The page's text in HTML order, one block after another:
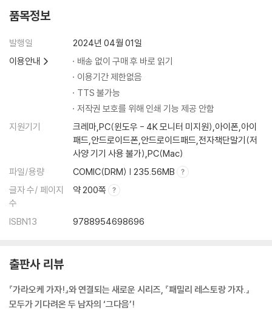
품목정보
발행일
2024년 04월 01일
이용안내
배송 없이 구매 후 바로 읽기
이용기간 제한없음
TTS 불가능
저작권 보호를 위해 인쇄 기능 제공 안함
지원기기
크레마,PC(윈도우 - 4K 모니터 미지원),아이폰,아이
패드,안드로이드폰,안드로이드패드,전자책단말기(저
사양 기기 사용 불가),PC(Mac)
파일/용량
COMIC(DRM) | 235.56MB
글자 수/ 페이지
수
약 200쪽
ISBN13 9788954698696
출판사 리뷰
『가라오케 가자!』와 연결되는 새로운 시리즈, 『패밀리 레스토랑 가자.』
모두가 기다려온 두 남자의 ‘그다음’!